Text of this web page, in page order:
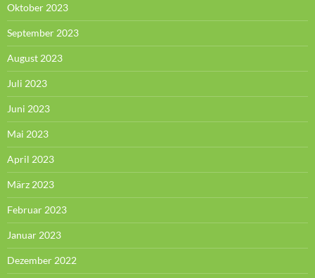
Oktober 2023
September 2023
August 2023
Juli 2023
Juni 2023
Mai 2023
April 2023
März 2023
Februar 2023
Januar 2023
Dezember 2022